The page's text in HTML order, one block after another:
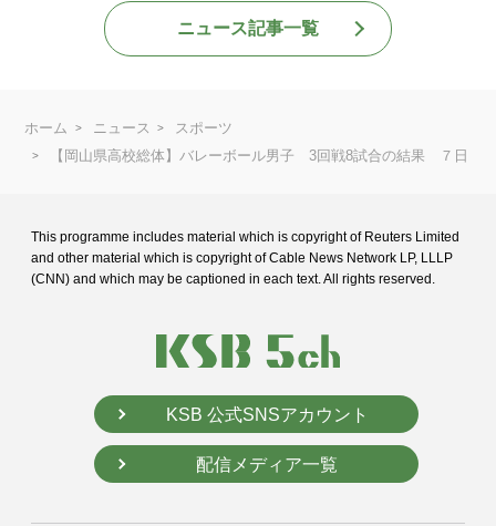
ニュース記事一覧
ホーム ニュース
スポーツ
【岡山県高校総体】バレーボール男子 3回戦8試合の結果 ７日
This programme includes material which is copyright of Reuters Limited
and other material which is copyright of Cable News Network LP, LLLP
(CNN) and which may be captioned in each text. All rights reserved.
KSB 公式SNSアカウント
配信メディア一覧